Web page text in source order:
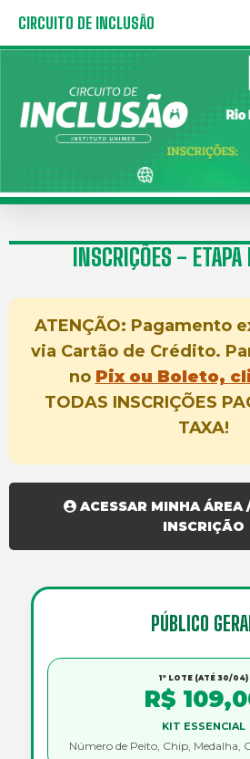
CIRCUITO DE INCLUSÃO
INSCRIÇÕES -
ATENÇÃO: Pagamento
via Cartão de Crédito.
no Pix ou Boleto,
TODAS INSCRIÇÕES
TAXA!
ACESSAR MINHA ÁREA
INSCRIÇÃO
PÚBLICO
1º LOTE (ATÉ 30/04)
R$
KIT ESSENCIAL
Número de Peito, Chip, Medalha,